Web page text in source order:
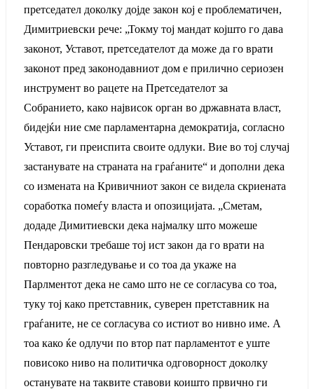
претседател доколку дојде закон кој е проблематичен,
Димитриевски рече: „Токму тој мандат којшто го дава
законот, Уставот, претседателот да може да го врати
законот пред законодавниот дом е прилично сериозен
инструмент во рацете на Претседателот за
Собранието, како највисок орган во државната власт,
бидејќи ние сме парламентарна демократија, согласно
Уставот, ги преиспита своите одлуки. Вие во тој случај
застанувате на страната на граѓаните“ и дополни дека
со измената на Кривичниот закон се видела скриената
соработка помеѓу власта и опозицијата. „Сметам,
додаде Димитиевски дека најмалку што можеше
Пендаровски требаше тој ист закон да го врати на
повторно разгледување и со тоа да укаже на
Парлментот дека не само што не се согласува со тоа,
туку тој како претставник, суверен претставник на
граѓаните, не се согласува со истиот во нивно име. А
тоа како ќе одлучи по втор пат парламентот е уште
повисоко ниво на политичка одговорност доколку
останувате на таквите ставови коишто првично ги